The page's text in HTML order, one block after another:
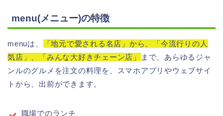
menu(メニュー)の特徴
menuは、
「地元で愛される名店」から、「今流行りの人
気店」、「みんな大好きチェーン店」
まで、あらゆるジャ
ンルのグルメを注文の料理を、スマホアプリやウェブサイ
トから、出前ができます。
職場でのランチ